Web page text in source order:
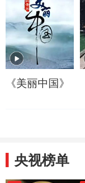
《美丽中国》
央视榜单